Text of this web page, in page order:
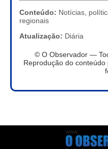
Conteúdo: Notícias,
regionais
Atualização: Diária
© O Observador —
Reprodução do